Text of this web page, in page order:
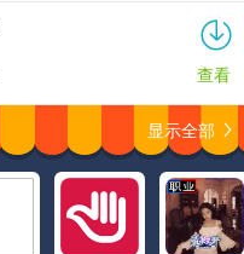
查看
显示全部